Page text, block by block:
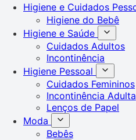
Higiene e Cuidados
Higiene do Bebê
Higiene e Saúde
Cuidados Adultos
Incontinência
Higiene Pessoal
Cuidados Femininos
Incontinência Adulta
Lenços de Papel
Moda
Bebês